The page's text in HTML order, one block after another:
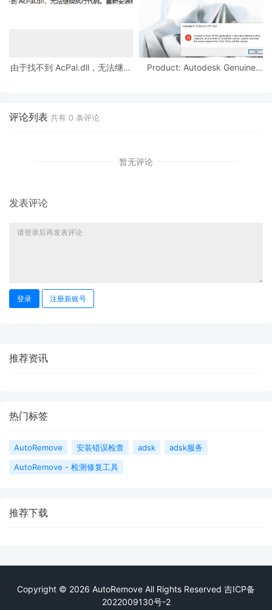
由于找不到 AcPal.dll，无法继续
Product: Autodesk Genuine
评论列表 共有 0 条评论
暂无评论
发表评论
登录 注册新账号
推荐资讯
热门标签
AutoRemove 安装错误检查 adsk
adsk服务
AutoRemove - 检测修复工具
推荐下载
Copyright © 2026 AutoRemove All Rights Reserved 吉ICP备
2022009130号-2